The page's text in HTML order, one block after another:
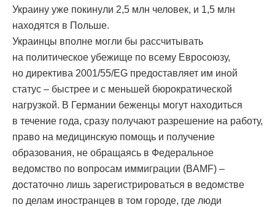
Украину уже покинули 2,5 млн человек, и 1,5 млн
находятся в Польше.
Украинцы вполне могли бы рассчитывать
на политическое убежище по всему Евросоюзу,
но директива 2001/55/EG предоставляет им иной
статус – быстрее и с меньшей бюрократической
нагрузкой. В Германии беженцы могут находиться
в течение года, сразу получают разрешение на работу,
право на медицинскую помощь и получение
образования, не обращаясь в Федеральное
ведомство по вопросам иммиграции (BAMF) –
достаточно лишь зарегистрироваться в ведомстве
по делам иностранцев в том городе, где люди